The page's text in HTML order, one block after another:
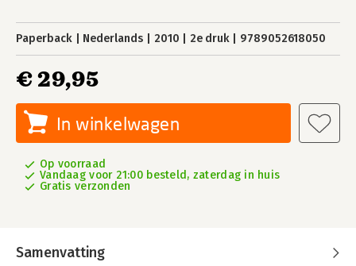
Paperback Nederlands 2010 2e druk 9789052618050
€ 29,95
In winkelwagen
Op voorraad
Vandaag voor 21:00 besteld, zaterdag in huis
Gratis verzonden
Samenvatting